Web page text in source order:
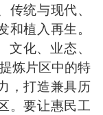
统与现代、
植入再生。
化、业态、
炼片区中的特
，打造兼具历
。要让惠民工